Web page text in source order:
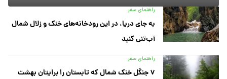
راهنمای سفر
به جای دریا، در این رودخانه‌های خنک و زلال شمال
آب‌تنی کنید
راهنمای سفر
۷ جنگل خنک شمال که تابستان را برایتان بهشت